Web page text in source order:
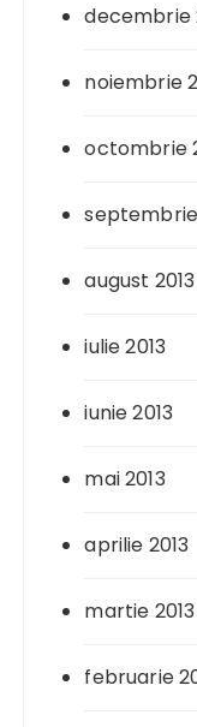
decembrie
noiembrie
octombrie
septembrie
august 2013
iulie 2013
iunie 2013
mai 2013
aprilie 2013
martie 2013
februarie